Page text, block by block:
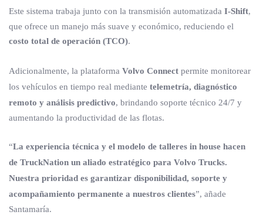
Este sistema trabaja junto con la transmisión automatizada I-Shift,
que ofrece un manejo más suave y económico, reduciendo el
costo total de operación (TCO).
Adicionalmente, la plataforma Volvo Connect permite monitorear
los vehículos en tiempo real mediante telemetría, diagnóstico
remoto y análisis predictivo, brindando soporte técnico 24/7 y
aumentando la productividad de las flotas.
“La experiencia técnica y el modelo de talleres in house hacen
de TruckNation un aliado estratégico para Volvo Trucks.
Nuestra prioridad es garantizar disponibilidad, soporte y
acompañamiento permanente a nuestros clientes”, añade
Santamaría.